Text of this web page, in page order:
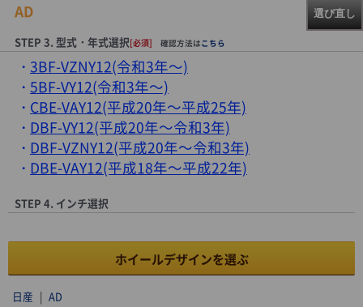
AD 選び直し
STEP 3. 型式・年式選択[必須] 確認方法はこちら
3BF-VZNY12(令和3年～)
5BF-VY12(令和3年～)
CBE-VAY12(平成20年～平成25年)
DBF-VY12(平成20年～令和3年)
DBF-VZNY12(平成20年～令和3年)
DBE-VAY12(平成18年～平成22年)
STEP 4. インチ選択
ホイールデザインを選ぶ
日産 | AD